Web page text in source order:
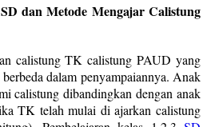
dan Metode Mengajar Calistung
calistung TK calistung PAUD yang
dalam penyampaiannya. Anak
calistung dibandingkan dengan anak
TK telah mulai di ajarkan calistung